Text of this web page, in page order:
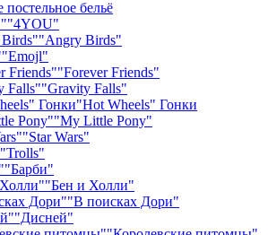
"4YOU"
"Angry Birds"
"Emojl"
"Forever Friends"
"Gravity Falls"
"Hot Wheels" Гонки
"My Little Pony"
"Star Wars"
"Trolls"
"Барби"
"Бен и Холли"
"В поисках Дори"
"Дисней"